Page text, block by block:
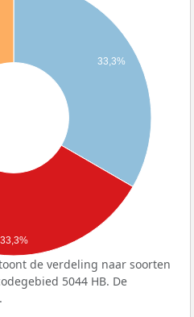
33,3%
33,3%
de verdeling naar soorten
5044 HB. De